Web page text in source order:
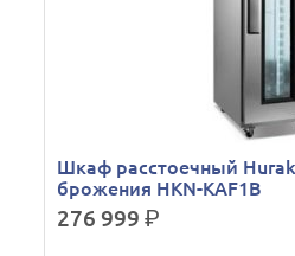
Шкаф расстоечный
брожения HKN-KAF1B
276 999р.